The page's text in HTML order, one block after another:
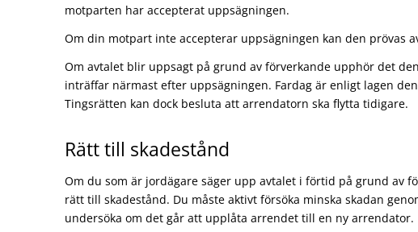
motparten har accepterat uppsägningen.
Om din motpart inte accepterar uppsägningen kan den prövas
Om avtalet blir uppsagt på grund av förverkande upphör det
inträffar närmast efter uppsägningen. Fardag är enligt lagen
Tingsrätten kan dock besluta att arrendatorn ska flytta tidigare.
Rätt till skadestånd
Om du som är jordägare säger upp avtalet i förtid på grund av
rätt till skadestånd. Du måste aktivt försöka minska skadan
undersöka om det går att upplåta arrendet till en ny arrendator.